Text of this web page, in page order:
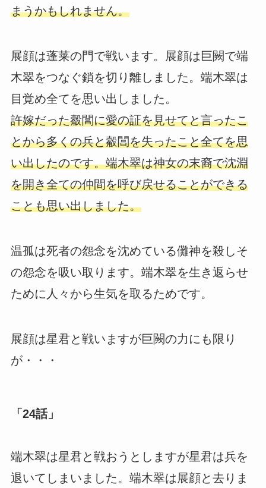
まうかもしれません。
展顔は蓬莱の門で戦います。展顔は巨闕で端
木翠をつなぐ鎖を切り離しました。端木翠は
目覚め全てを思い出しました。
許嫁だった觳閶に愛の証を見せてと言ったこ
とから多くの兵と觳閶を失ったこと全てを思
い出したのです。端木翠は神女の末裔で沈淵
を開き全ての仲間を呼び戻せることができる
ことも思い出しました。
温孤は死者の怨念を沈めている儺神を殺しそ
の怨念を吸い取ります。端木翠を生き返らせ
ために人々から生気を取るためです。
展顔は星君と戦いますが巨闕の力にも限り
が・・・
「24話」
端木翠は星君と戦おうとしますが星君は兵を
退いてしまいました。端木翠は展顔と去りま